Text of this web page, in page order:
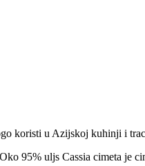
koristi u Azijskoj kuhinji i
95% uljs Cassia cimeta je